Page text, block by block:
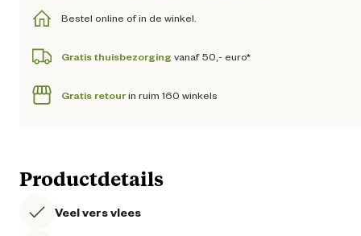
Bestel online of in de winkel.
Gratis thuisbezorging vanaf 50,- euro*
Gratis retourin ruim 160 winkels
Productdetails
Veel vers vlees